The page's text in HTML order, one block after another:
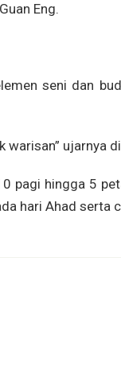
Eng.
seni dan
warisan” ujarnya
pagi hingga 5
hari Ahad serta